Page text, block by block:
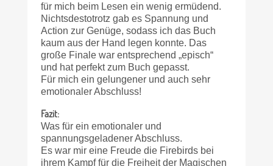
für mich beim Lesen ein wenig ermüdend.
Nichtsdestotrotz gab es Spannung und
Action zur Genüge, sodass ich das Buch
kaum aus der Hand legen konnte. Das
große Finale war entsprechend „episch“
und hat perfekt zum Buch gepasst.
Für mich ein gelungener und auch sehr
emotionaler Abschluss!
Fazit:
Was für ein emotionaler und
spannungsgeladener Abschluss.
Es war mir eine Freude die Firebirds bei
ihrem Kampf für die Freiheit der Magischen